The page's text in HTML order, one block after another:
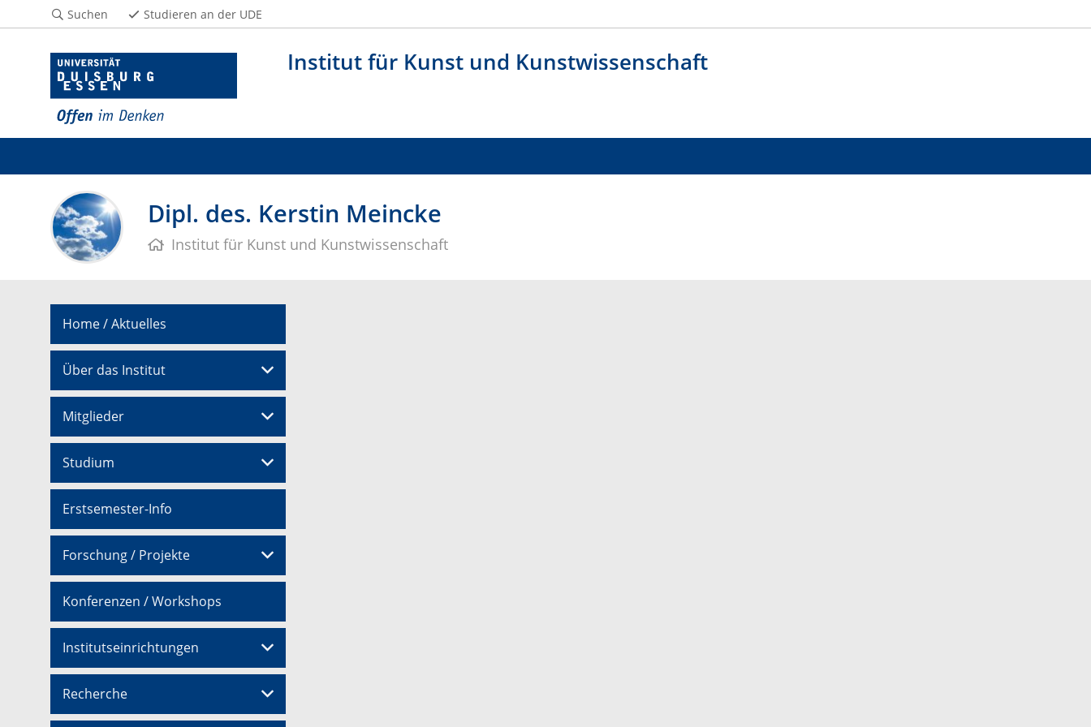
Institut für Kunst und Kunstwissenschaft
Suchen Studieren an der UDE
Dipl. des. Kerstin Meincke
Institut für Kunst und Kunstwissenschaft
Home / Aktuelles
Über das Institut
Mitglieder
Studium
Erstsemester-Info
Forschung / Projekte
Konferenzen / Workshops
Institutseinrichtungen
Recherche